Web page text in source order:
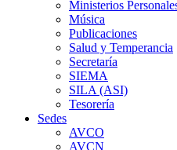
Ministerios
Música
Publicaciones
Salud y Temperancia
Secretaría
SIEMA
SILA (ASI)
Tesorería
Sedes
AVCO
AVCN